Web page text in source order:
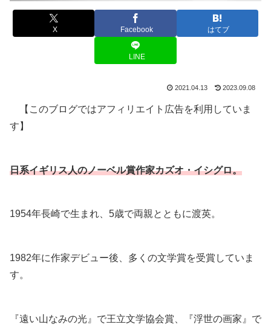
X Facebook はてブ
LINE
2021.04.13 2023.09.08
【このブログではアフィリエイト広告を利用していま
す】
日系イギリス人のノーベル賞作家カズオ・イシグロ。
1954年長崎で生まれ、5歳で両親とともに渡英。
1982年に作家デビュー後、多くの文学賞を受賞していま
す。
『遠い山なみの光』で王立文学協会賞、『浮世の画家』で